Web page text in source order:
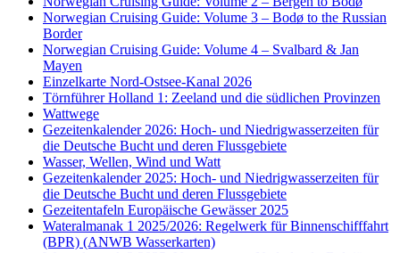
Norwegian Cruising Guide: Volume 3 – Bodø to the Russian
Border
Norwegian Cruising Guide: Volume 4 – Svalbard & Jan
Mayen
Einzelkarte Nord-Ostsee-Kanal 2026
Törnführer Holland 1: Zeeland und die südlichen Provinzen
Wattwege
Gezeitenkalender 2026: Hoch- und Niedrigwasserzeiten für
die Deutsche Bucht und deren Flussgebiete
Wasser, Wellen, Wind und Watt
Gezeitenkalender 2025: Hoch- und Niedrigwasserzeiten für
die Deutsche Bucht und deren Flussgebiete
Gezeitentafeln Europäische Gewässer 2025
Wateralmanak 1 2025/2026: Regelwerk für Binnenschifffahrt
(BPR) (ANWB Wasserkarten)